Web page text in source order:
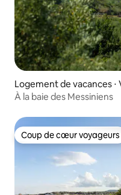
Logement de vacances ⋅
À la baie des Messiniens
Coup de cœur voyageurs
Coup de cœur voyageurs